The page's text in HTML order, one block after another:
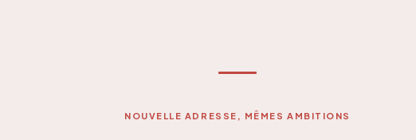
NOUVELLE ADRESSE, MÊMES AMBITIONS